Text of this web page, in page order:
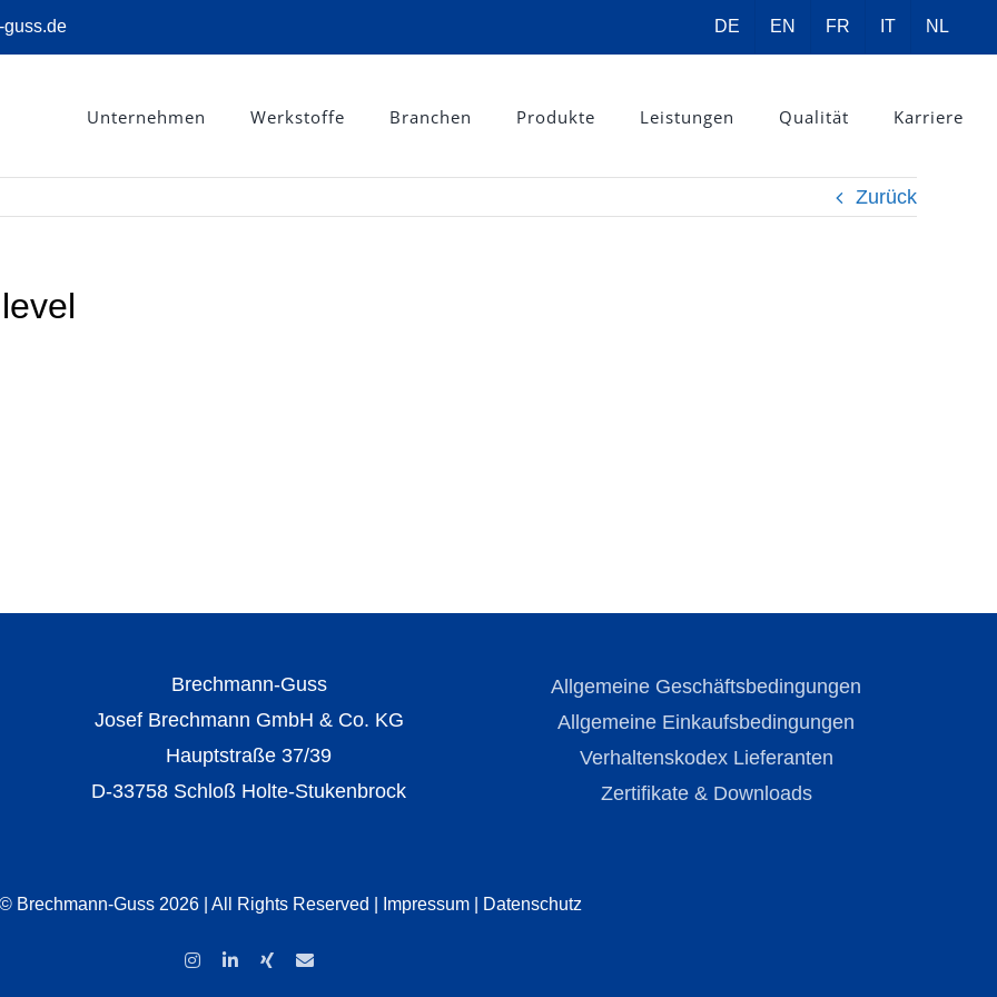
guss.de DE EN FR IT NL
Unternehmen Werkstoffe Branchen Produkte Leistungen Qualität Karriere
Zurück
Brechmann-Guss
Josef Brechmann GmbH & Co. KG
Hauptstraße 37/39
D-33758 Schloß Holte-Stukenbrock
Allgemeine Geschäftsbedingungen
Allgemeine Einkaufsbedingungen
Verhaltenskodex Lieferanten
Zertifikate & Downloads
Brechmann-Guss 2026 | All Rights Reserved | Impressum| Datenschutz
InstagramLinkedIn
Xing E-